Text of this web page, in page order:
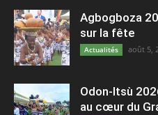
Agbogboza
sur la fête
Actualités août 5,
Odon-Itsù
au cœur du